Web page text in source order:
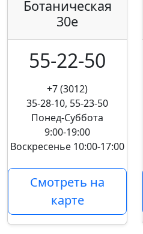
Ботаническая
30е
55-22-50
+7 (3012)
35-28-10, 55-23-50
Понед-Суббота
9:00-19:00
Воскресенье 10:00-17:00
Смотреть на
карте